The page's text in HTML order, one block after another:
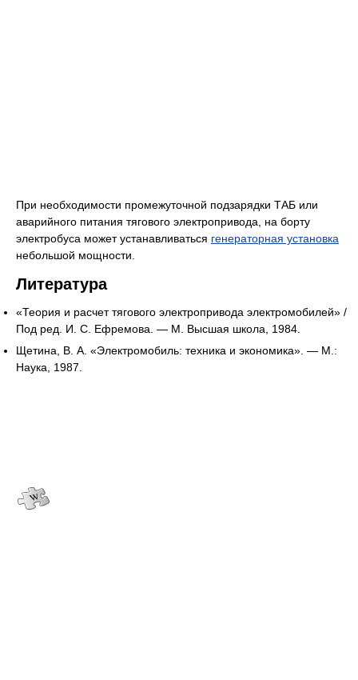
При необходимости промежуточной подзарядки ТАБ или
аварийного питания тягового электропривода, на борту
электробуса может устанавливаться генераторная установка
небольшой мощности.
Литература
«Теория и расчет тягового электропривода электромобилей» /
Под ред. И. С. Ефремова. — М. Высшая школа, 1984.
Щетина, В. А. «Электромобиль: техника и экономика». — М.:
Наука, 1987.